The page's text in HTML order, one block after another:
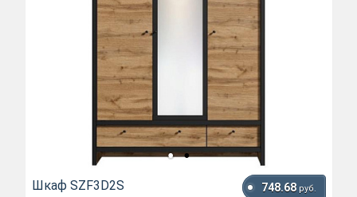
Шкаф SZF3D2S 748.68 руб.